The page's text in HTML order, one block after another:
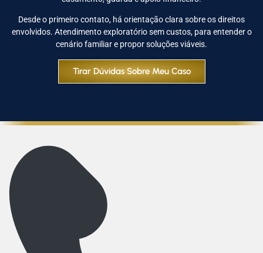
Desde o primeiro contato, há orientação clara sobre os direitos
envolvidos. Atendimento exploratório sem custos, para entender o
cenário familiar e propor soluções viáveis.
Tirar Dúvidas Sobre Meu Caso